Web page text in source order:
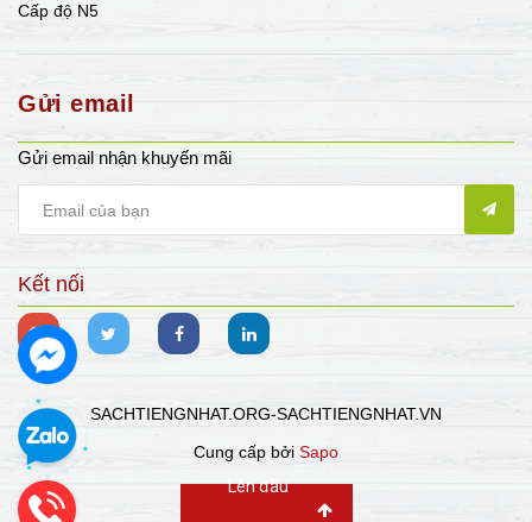
Cấp độ N5
Gửi email
Gửi email nhận khuyến mãi
Kết nối
SACHTIENGNHAT.ORG-SACHTIENGNHAT.VN
Cung cấp bởi Sapo
Lên đầu